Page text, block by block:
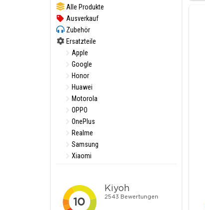
Alle Produkte
Ausverkauf
Zubehör
Ersatzteile
Apple
Google
Honor
Huawei
Motorola
OPPO
OnePlus
Realme
Samsung
Xiaomi